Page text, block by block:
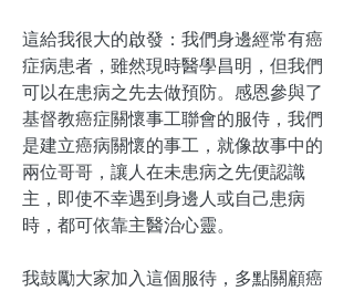
這給我很大的啟發：我們身邊經常有癌
症病患者，雖然現時醫學昌明，但我們
可以在患病之先去做預防。感恩參與了
基督教癌症關懷事工聯會的服侍，我們
是建立癌病關懷的事工，就像故事中的
兩位哥哥，讓人在未患病之先便認識
主，即使不幸遇到身邊人或自己患病
時，都可依靠主醫治心靈。
我鼓勵大家加入這個服待，多點關顧癌